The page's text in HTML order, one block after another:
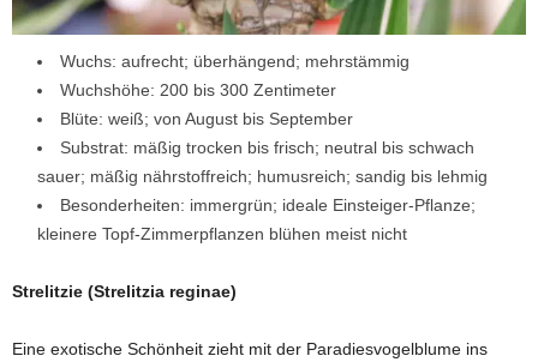
Wuchs: aufrecht; überhängend; mehrstämmig
Wuchshöhe: 200 bis 300 Zentimeter
Blüte: weiß; von August bis September
Substrat: mäßig trocken bis frisch; neutral bis schwach
sauer; mäßig nährstoffreich; humusreich; sandig bis lehmig
Besonderheiten: immergrün; ideale Einsteiger-Pflanze;
kleinere Topf-Zimmerpflanzen blühen meist nicht
Strelitzie (Strelitzia reginae)
Eine exotische Schönheit zieht mit der Paradiesvogelblume ins